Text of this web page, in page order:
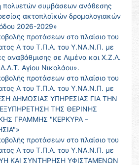
πολυετών συμβάσεων ανάθεσης
ακτοπλοϊκών δρομολογιακών
2026-2029»
προτάσεων στο πλαίσιο του
Α του Τ.Π.Α. του Υ.ΝΑ.Ν.Π. με
αναβάθμισης σε Λιμένα και Χ.Ζ.Λ.
Αγίου Νικολάου».
προτάσεων στο πλαίσιο του
Α του Τ.Π.Α. του Υ.ΝΑ.Ν.Π. με
ΔΗΜΟΣΙΑΣ ΥΠΗΡΕΣΙΑΣ ΓΙΑ ΤΗΝ
ΤΗΣ ΘΕΡΙΝΗΣ
ΓΡΑΜΜΗΣ "ΚΕΡΚΥΡΑ –
προτάσεων στο πλαίσιο του
Α του Τ.Π.Α. του Υ.ΝΑ.Ν.Π. με
ΚΑΙ ΣΥΝΤΗΡΗΣΗ ΥΦΙΣΤΑΜΕΝΩΝ